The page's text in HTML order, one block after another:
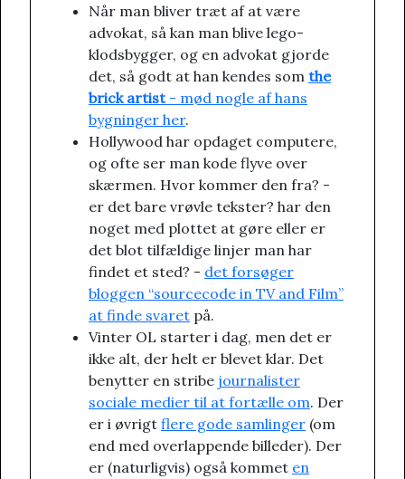
Når man bliver træt af at være
advokat, så kan man blive lego-
klodsbygger, og en advokat gjorde
det, så godt at han kendes som the
brick artist- mød nogle af hans
bygninger her.
Hollywood har opdaget computere,
og ofte ser man kode flyve over
skærmen. Hvor kommer den fra? -
er det bare vrøvle tekster? har den
noget med plottet at gøre eller er
det blot tilfældige linjer man har
findet et sted? - det forsøger
bloggen “sourcecode in TV and Film”
at finde svaret på.
Vinter OL starter i dag, men det er
ikke alt, der helt er blevet klar. Det
benytter en stribe journalister
sociale medier til at fortælle om. Der
er i øvrigt flere gode samlinger (om
end med overlappende billeder). Der
er (naturligvis) også kommet en